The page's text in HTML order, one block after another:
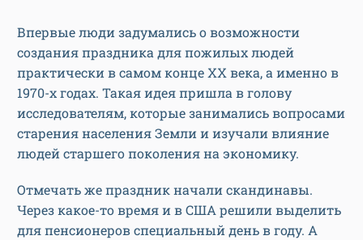
Впервые люди задумались о возможности
создания праздника для пожилых людей
практически в самом конце XX века, а именно в
1970-х годах. Такая идея пришла в голову
исследователям, которые занимались вопросами
старения населения Земли и изучали влияние
людей старшего поколения на экономику.
Отмечать же праздник начали скандинавы.
Через какое-то время и в США решили выделить
для пенсионеров специальный день в году. А